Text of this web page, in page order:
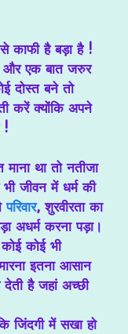
काफी है बड़ा है !
और एक बात जरुर
दोस्त बने तो
करें क्योंकि अपने
!
था तो नतीजा
जीवन में धर्म की
परिवार, शुरवीरता का
अधर्म करना पड़ा।
कोई भी
इतना आसान
है जहां अच्छी
जिंदगी में सखा हो